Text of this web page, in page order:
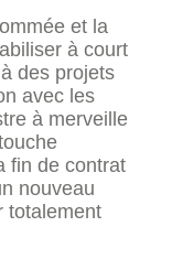
et la
à court
des projets
avec les
à merveille
fin de contrat
nouveau
totalement